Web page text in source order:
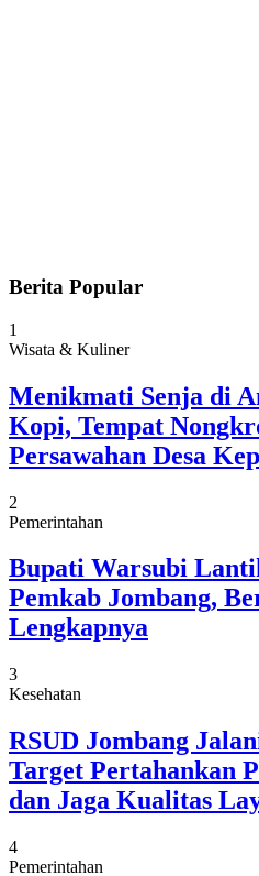
Berita Popular
1
Wisata & Kuliner
Menikmati Senja di
Kopi, Tempat
Persawahan Desa
2
Pemerintahan
Bupati Warsubi
Pemkab Jombang,
Lengkapnya
3
Kesehatan
RSUD Jombang
Target Pertahankan
dan Jaga Kualitas
4
Pemerintahan